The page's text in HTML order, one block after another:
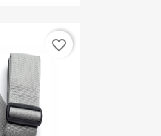
favorite_border